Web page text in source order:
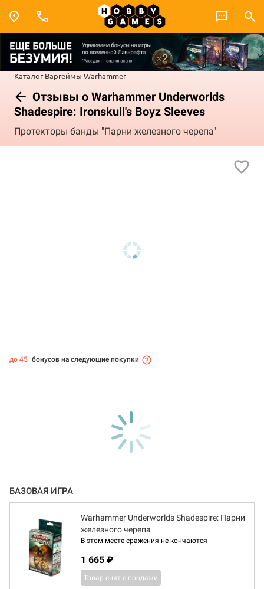
Каталог Варгеймы Warhammer
Отзывы о Warhammer Underworlds
Shadespire: Ironskull's Boyz Sleeves
Протекторы банды "Парни железного черепа"
до 45 бонусов на следующие покупки
БАЗОВАЯ ИГРА
Warhammer Underworlds Shadespire: Парни
железного черепа
В этом месте сражения не кончаются
1 665 ₽
Товар снят с продажи